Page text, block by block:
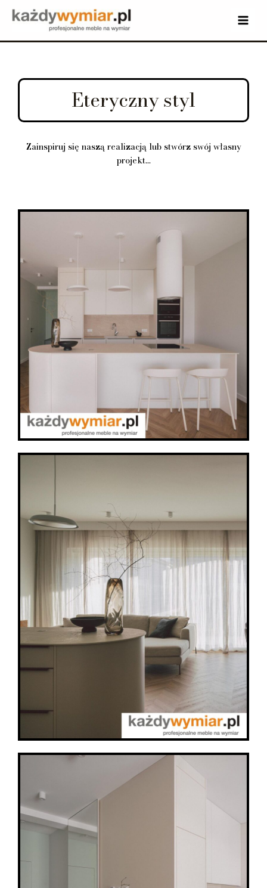
Eteryczny styl
Zainspiruj się naszą realizacją lub stwórz swój własny
projekt...